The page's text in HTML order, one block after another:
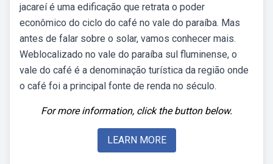
jacareí é uma edificação que retrata o poder
econômico do ciclo do café no vale do paraíba. Mas
antes de falar sobre o solar, vamos conhecer mais.
Weblocalizado no vale do paraíba sul fluminense, o
vale do café é a denominação turística da região onde
o café foi a principal fonte de renda no século.
For more information, click the button below.
LEARN MORE